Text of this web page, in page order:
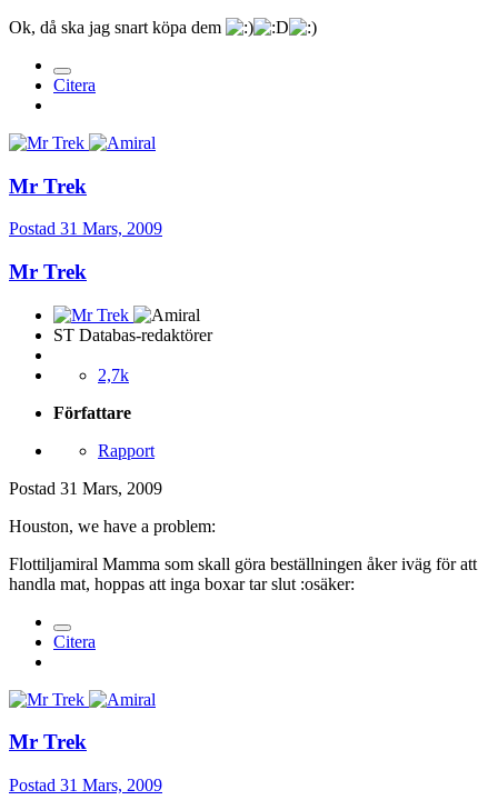
Ok, då ska jag snart köpa dem
Citera
Mr Trek
Postad 31 Mars, 2009
Mr Trek
ST Databas-redaktörer
2,7k
Författare
Rapport
Postad 31 Mars, 2009
Houston, we have a problem:
Flottiljamiral Mamma som skall göra beställningen åker iväg för att
handla mat, hoppas att inga boxar tar slut :osäker:
Citera
Mr Trek
Postad 31 Mars, 2009